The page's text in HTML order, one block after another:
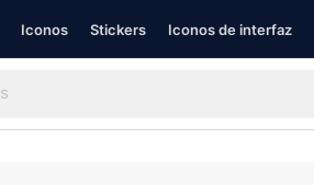
Iconos Stickers Iconos de interfaz